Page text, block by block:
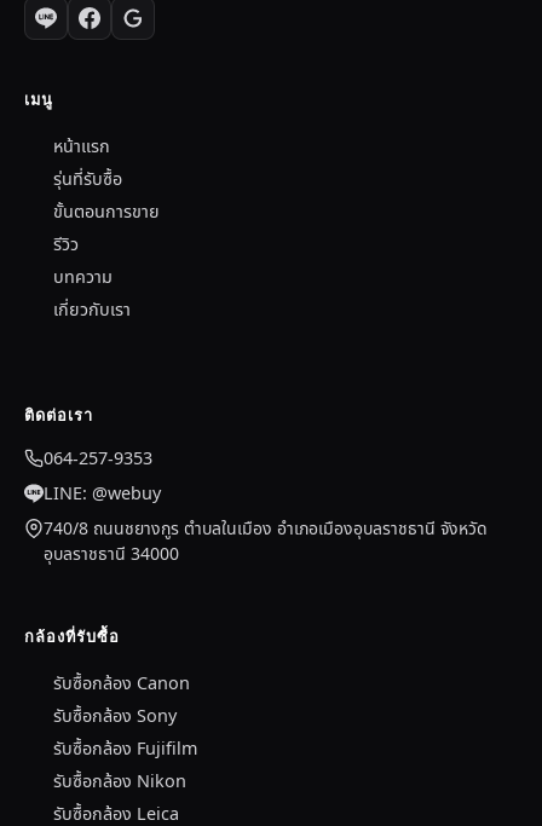
เมนู
หน้าแรก
รุ่นที่รับซื้อ
ขั้นตอนการขาย
รีวิว
บทความ
เกี่ยวกับเรา
ติดต่อเรา
064-257-9353
LINE: @webuy
740/8 ถนนชยางกูร ตำบลในเมือง อำเภอเมืองอุบลราชธานี จังหวัด
อุบลราชธานี 34000
กล้องที่รับซื้อ
รับซื้อกล้อง Canon
รับซื้อกล้อง Sony
รับซื้อกล้อง Fujifilm
รับซื้อกล้อง Nikon
รับซื้อกล้อง Leica